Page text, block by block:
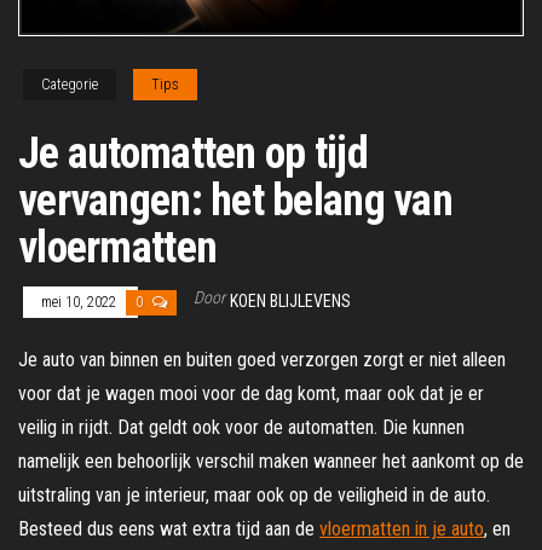
Categorie Tips
Je automatten op tijd
vervangen: het belang van
vloermatten
mei 10, 2022 0 Door KOEN BLIJLEVENS
Je auto van binnen en buiten goed verzorgen zorgt er niet alleen
voor dat je wagen mooi voor de dag komt, maar ook dat je er
veilig in rijdt. Dat geldt ook voor de automatten. Die kunnen
namelijk een behoorlijk verschil maken wanneer het aankomt op de
uitstraling van je interieur, maar ook op de veiligheid in de auto.
Besteed dus eens wat extra tijd aan de vloermatten in je auto, en